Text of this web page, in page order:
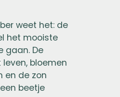
weet het: de
het mooiste
gaan. De
bloemen
en de zon
beetje